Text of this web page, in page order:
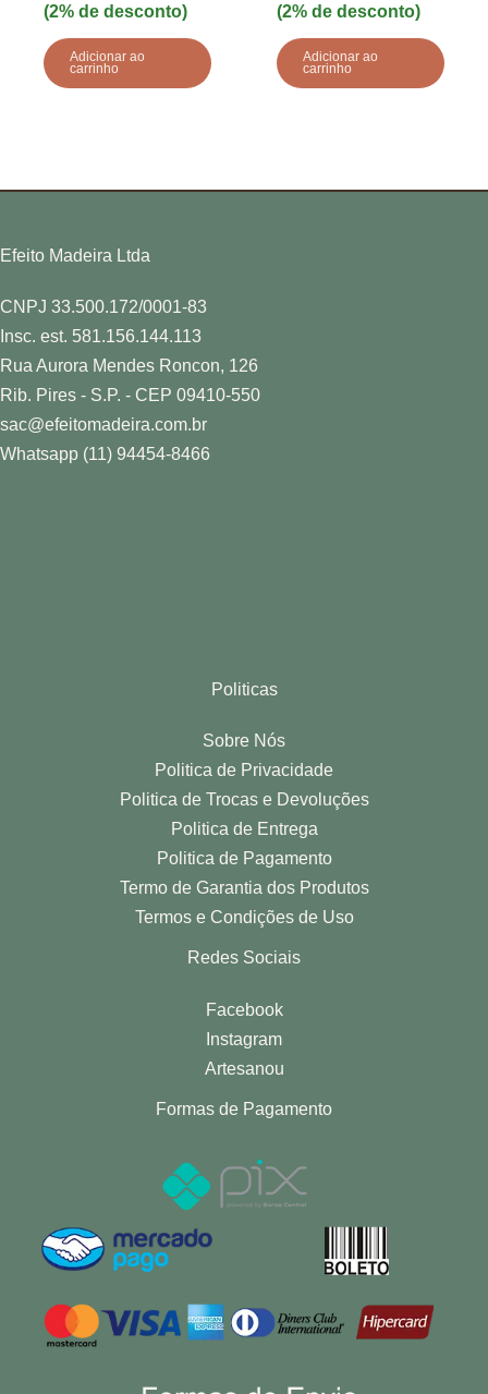
(2% de desconto)
Adicionar ao
carrinho
(2% de desconto)
Adicionar ao
carrinho
Efeito Madeira Ltda
CNPJ 33.500.172/0001-83
Insc. est. 581.156.144.113
Rua Aurora Mendes Roncon, 126
Rib. Pires - S.P. - CEP 09410-550
sac@efeitomadeira.com.br
Whatsapp (11) 94454-8466
Politicas
Sobre Nós
Politica de Privacidade
Politica de Trocas e Devoluções
Politica de Entrega
Politica de Pagamento
Termo de Garantia dos Produtos
Termos e Condições de Uso
Redes Sociais
Facebook
Instagram
Artesanou
Formas de Pagamento